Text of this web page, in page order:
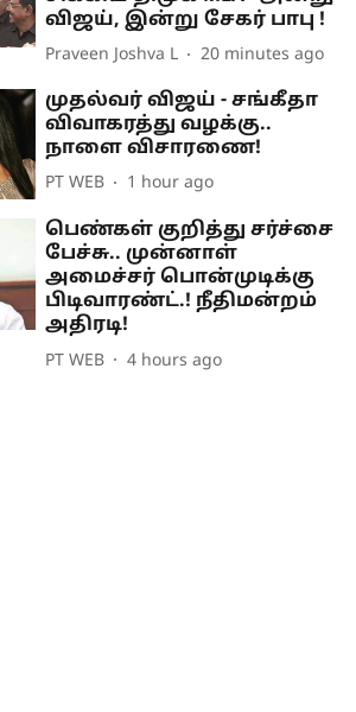
விஜய், இன்று சேகர் பாபு !
Praveen Joshva L 20 minutes ago
முதல்வர் விஜய் - சங்கீதா
விவாகரத்து வழக்கு..
நாளை விசாரணை!
PT WEB 1 hour ago
பெண்கள் குறித்து சர்ச்சை
பேச்சு.. முன்னாள்
அமைச்சர் பொன்முடிக்கு
பிடிவாரண்ட்.! நீதிமன்றம்
அதிரடி!
PT WEB 4 hours ago